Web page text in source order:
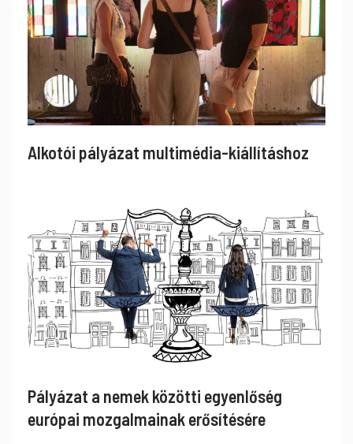
Alkotói pályázat multimédia-kiállításhoz
Pályázat a nemek közötti egyenlőség
európai mozgalmainak erősítésére